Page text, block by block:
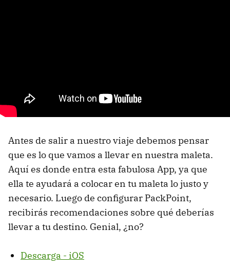
Antes de salir a nuestro viaje debemos pensar
que es lo que vamos a llevar en nuestra maleta.
Aquí es donde entra esta fabulosa App, ya que
ella te ayudará a colocar en tu maleta lo justo y
necesario. Luego de configurar PackPoint,
recibirás recomendaciones sobre qué deberías
llevar a tu destino. Genial, ¿no?
Descarga - iOS